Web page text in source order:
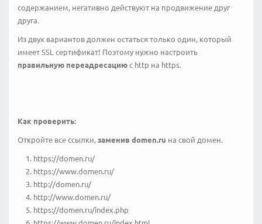
содержанием, негативно действуют на продвижение друг
друга.
Из двух вариантов должен остаться только один, который
имеет SSL сертификат! Поэтому нужно настроить
правильную переадресациюс http на https.
Как проверить:
Откройте все ссылки,заменив domen.ru на свой домен.
https://domen.ru/
https://www.domen.ru/
http://domen.ru/
http://www.domen.ru/
https://domen.ru/index.php